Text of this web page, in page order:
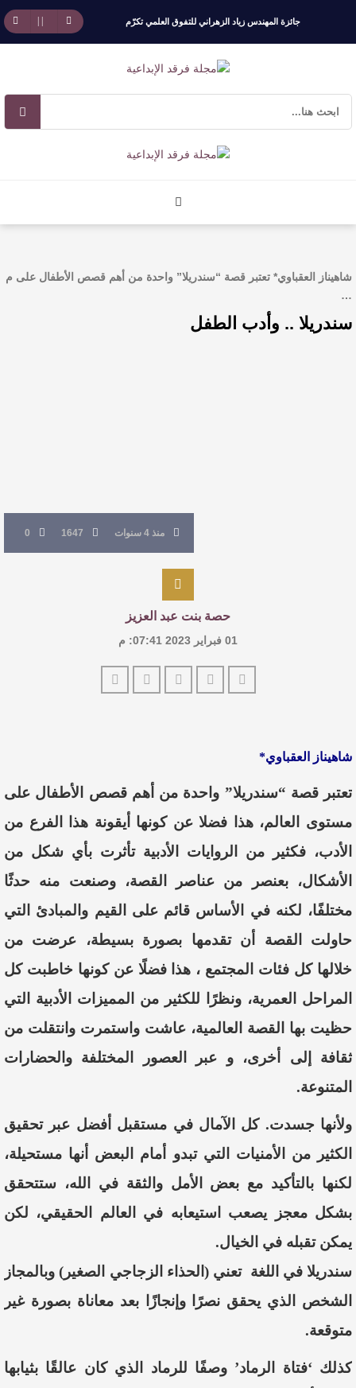
جائزة المهندس زياد الزهراني للتفوق العلمي تكرّم
نخبة من أبناء وبنات الأطاولة
مهرجان الأطاولة التراثي يجمع الشاعر عبدالواحد
القيمة الأدبية بين استحقاق النص وسلطة الجائزة
​ اللون الأحمر وشاح سردية الأدب وسر رمزية
شاهيناز العقباوي* تعتبر قصة “سندريلا” واحدة من أهم قصص الأطفال على م
…
سندريلا .. وأدب الطفل
منذ 4 سنوات 1647
0
حصة بنت عبد العزيز
01 فبراير 2023 07:41: م
شاهيناز العقباوي*
تعتبر قصة “سندريلا” واحدة من أهم قصص الأطفال على
مستوى العالم، هذا فضلا عن كونها أيقونة هذا الفرع من
الأدب، فكثير من الروايات الأدبية تأثرت بأي شكل من
الأشكال، بعنصر من عناصر القصة، وصنعت منه حدثًا
مختلفًا، لكنه في الأساس قائم على القيم والمبادئ التي
حاولت القصة أن تقدمها بصورة بسيطة، عرضت من
خلالها كل فئات المجتمع ، هذا فضلًا عن كونها خاطبت كل
المراحل العمرية، ونظرًا للكثير من المميزات الأدبية التي
حظيت بها القصة العالمية، عاشت واستمرت وانتقلت من
ثقافة إلى أخرى، و عبر العصور المختلفة والحضارات
المتنوعة.
ولأنها جسدت. كل الآمال في مستقبل أفضل عبر تحقيق
الكثير من الأمنيات التي تبدو أمام البعض أنها مستحيلة،
لكنها بالتأكيد مع بعض الأمل والثقة في الله، ستتحقق
بشكل معجز يصعب استيعابه في العالم الحقيقي، لكن
يمكن تقبله في الخيال.
سندريلا في اللغة تعني (الحذاء الزجاجي الصغير) وبالمجاز
الشخص الذي يحقق نصرًا وإنجازًا بعد معاناة بصورة غير
متوقعة.
كذلك ‘فتاة الرماد’ وصفًا للرماد الذي كان عالقًا بثيابها